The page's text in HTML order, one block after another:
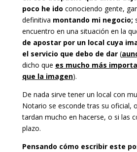
poco he ido conociendo gente,
definitiva montando mi negocio;
encuentro en una situación en la
de apostar por un local cuya
el servicio que debo de dar(
dicho que es mucho más
que la imagen).
De nada sirve tener un local con
Notario se esconde tras su oficial,
tardan mucho en hacerse, o si las
plazo.
Pensando cómo escribir este